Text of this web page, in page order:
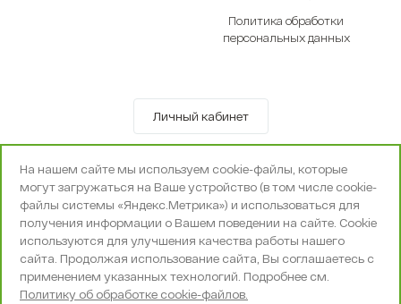
Политика обработки
персональных данных
Личный кабинет
© OOO «Экселенте» 2010-2026 г.
Политика конфиденциальности
Поддержка и сопровождение -Вебпространство
На нашем сайте мы используем cookie-файлы, которые
могут загружаться на Ваше устройство (в том числе cookie-
файлы системы «Яндекс.Метрика») и использоваться для
получения информации о Вашем поведении на сайте. Cookie
используются для улучшения качества работы нашего
сайта. Продолжая использование сайта, Вы соглашаетесь с
применением указанных технологий. Подробнее см.
Политику об обработке cookie-файлов.